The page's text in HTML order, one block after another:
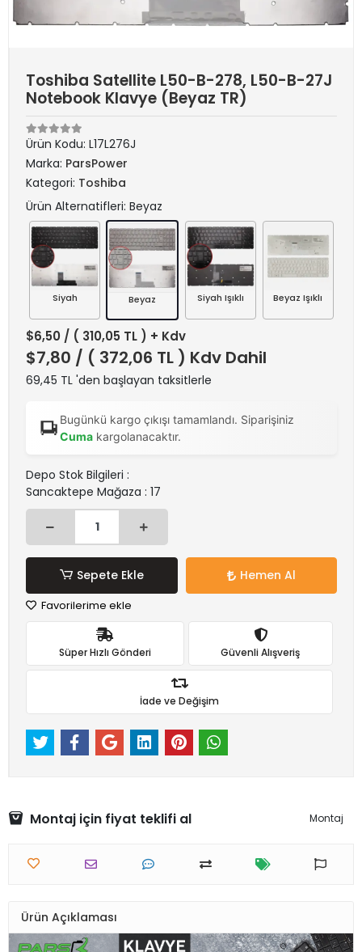
Toshiba Satellite L50-B-278, L50-B-27J
Notebook Klavye (Beyaz TR)
Ürün Kodu: L17L276J
Marka: ParsPower
Kategori: Toshiba
Ürün Alternatifleri: Beyaz
Siyah Beyaz Siyah Işıklı Beyaz Işıklı
$6,50 / ( 310,05 TL ) + Kdv
$7,80 / ( 372,06 TL ) Kdv Dahil
69,45 TL 'den başlayan taksitlerle
Bugünkü kargo çıkışı tamamlandı. Siparişiniz
Cumakargolanacaktır.
Depo Stok Bilgileri :
Sancaktepe Mağaza : 17
Sepete Ekle Hemen Al
Favorilerime ekle
Süper Hızlı Gönderi Güvenli Alışveriş
İade ve Değişim
Montaj için fiyat teklifi al Montaj
Ürün Açıklaması